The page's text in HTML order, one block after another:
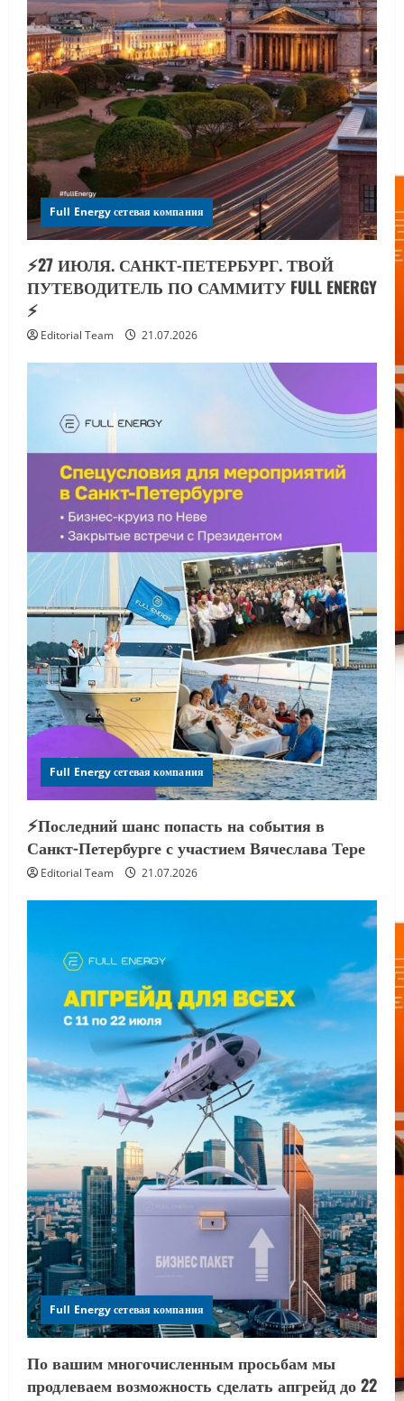
Full Energy сетевая компания
⚡️27 ИЮЛЯ. САНКТ-ПЕТЕРБУРГ. ТВОЙ
ПУТЕВОДИТЕЛЬ ПО САММИТУ FULL ENERGY
⚡️
Editorial Team 21.07.2026
Full Energy сетевая компания
⚡️Последний шанс попасть на события в
Санкт-Петербурге с участием Вячеслава Тере
Editorial Team 21.07.2026
Full Energy сетевая компания
По вашим многочисленным просьбам мы
продлеваем возможность сделать апгрейд до 22